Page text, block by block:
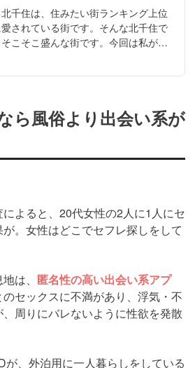
千住は、住みたい街ランキング上位
されている街です。そんな北千住で
こそこ盛んな街です。今回は私が、
っパブに潜入体験してきましたの
ます！
ら風俗より出会い系が
よると、20代女性の2人に1人にセ
。女性はどこでセフレ探しをして
は、 匿名性の高い出会い系アプ
セックスに不満があり、浮気・不
周りにバレないように性欲を発散
が、外泊用に一人暮らしをしている